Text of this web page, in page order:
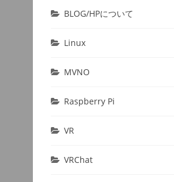
BLOG/HPについて
Linux
MVNO
Raspberry Pi
VR
VRChat